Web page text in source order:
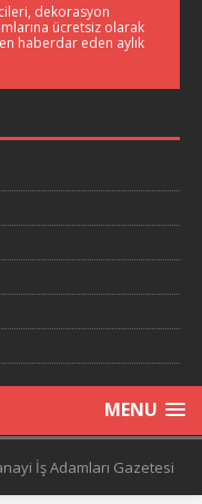
dekorasyon
ücretsiz olarak
haberdar eden aylık
MENU
İş Adamları Gazetesi